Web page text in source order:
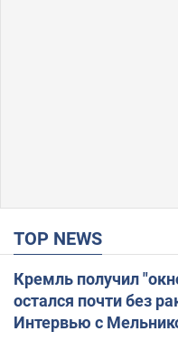
TOP NEWS
Кремль получил
остался почти без
Интервью с